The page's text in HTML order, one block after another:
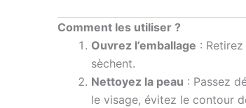
Comment les utiliser ?
Ouvrez l’emballage :
sèchent.
Nettoyez la peau : Passez
le visage, évitez le contour